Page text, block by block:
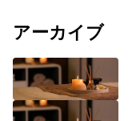
アーカイブ